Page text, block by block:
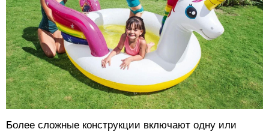
Более сложные конструкции включают одну или